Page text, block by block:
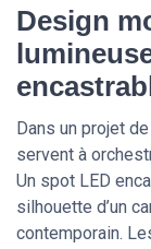
Design
Dans un projet
servent à
Un spot LED
silhouette d’un
contemporain.